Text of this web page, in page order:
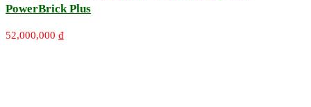
PowerBrick Plus
52,000,000 ₫